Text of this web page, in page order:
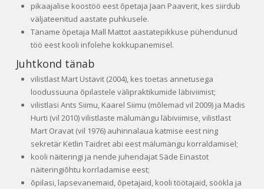
pikaajalise koostöö eest õpetaja Jaan Paaverit, kes siirdub
väljateenitud aastate puhkusele.
Täname õpetaja Mall Mattot aastatepikkuse pühendunud
töö eest kooli infolehe kokkupanemisel.
Juhtkond tänab
vilistlast Mart Ustavit (2004), kes toetas annetusega
loodussuuna õpilastele välipraktikumide läbiviimist;
vilistlasi Ants Siimu, Kaarel Siimu (mõlemad vil 2009) ja Madis
Hurti (vil 2010) vilistlaste mälumängu läbiviimise, vilistlast
Mart Oravat (vil 1976) auhinnalaua katmise eest ning
sekretär Ketlin Taidret abi eest mälumängu korraldamisel;
kooli näiteringi ja nende juhendajat Säde Einastot
näiteringiõhtu korrladamise eest;
õpilasi, lapsevanemaid, õpetajaid, kooli töötajaid, söökla ja